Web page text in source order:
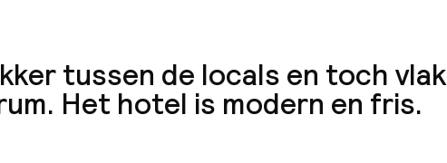
tussen de locals en toch vlak
Het hotel is modern en fris.